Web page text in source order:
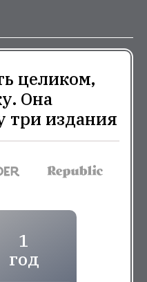
целиком,
Она
три издания
1
год